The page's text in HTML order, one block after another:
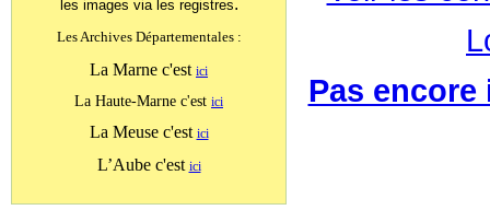
les images via les registres.
Les Archives Départementales :
La Marne c'est ici
La Haute-Marne c'est ici
La Meuse c'est ici
L’Aube c'est ici
Pas